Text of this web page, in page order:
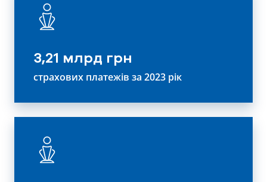
3,21 млрд грн
страхових платежів за 2023 рік